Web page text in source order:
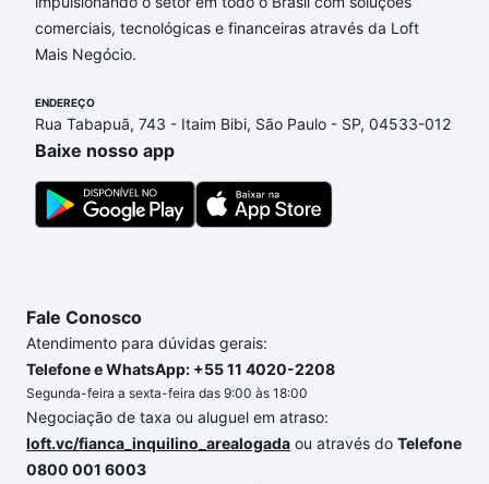
podem se adequar ao seu orçamento. Se ainda tem
alguma dúvida dos custos envolvidos no processo
comprar um apartamento
comprar o imóvel dos seus sonhos com segurança e
conforto. Loft, com você até as chaves.
comerciais, tecnológicas e financeiras através da Loft
Mais Negócio.
ENDEREÇO
Rua Tabapuã, 743 - Itaim Bibi, São Paulo - SP, 04533-012
Baixe nosso app
Fale Conosco
Atendimento para dúvidas gerais:
Telefone e WhatsApp: +55 11 4020-2208
Segunda-feira a sexta-feira das 9:00 às 18:00
Negociação de taxa ou aluguel em atraso:
loft.vc/fianca_inquilino_arealogada ou através do Telefone
0800 001 6003